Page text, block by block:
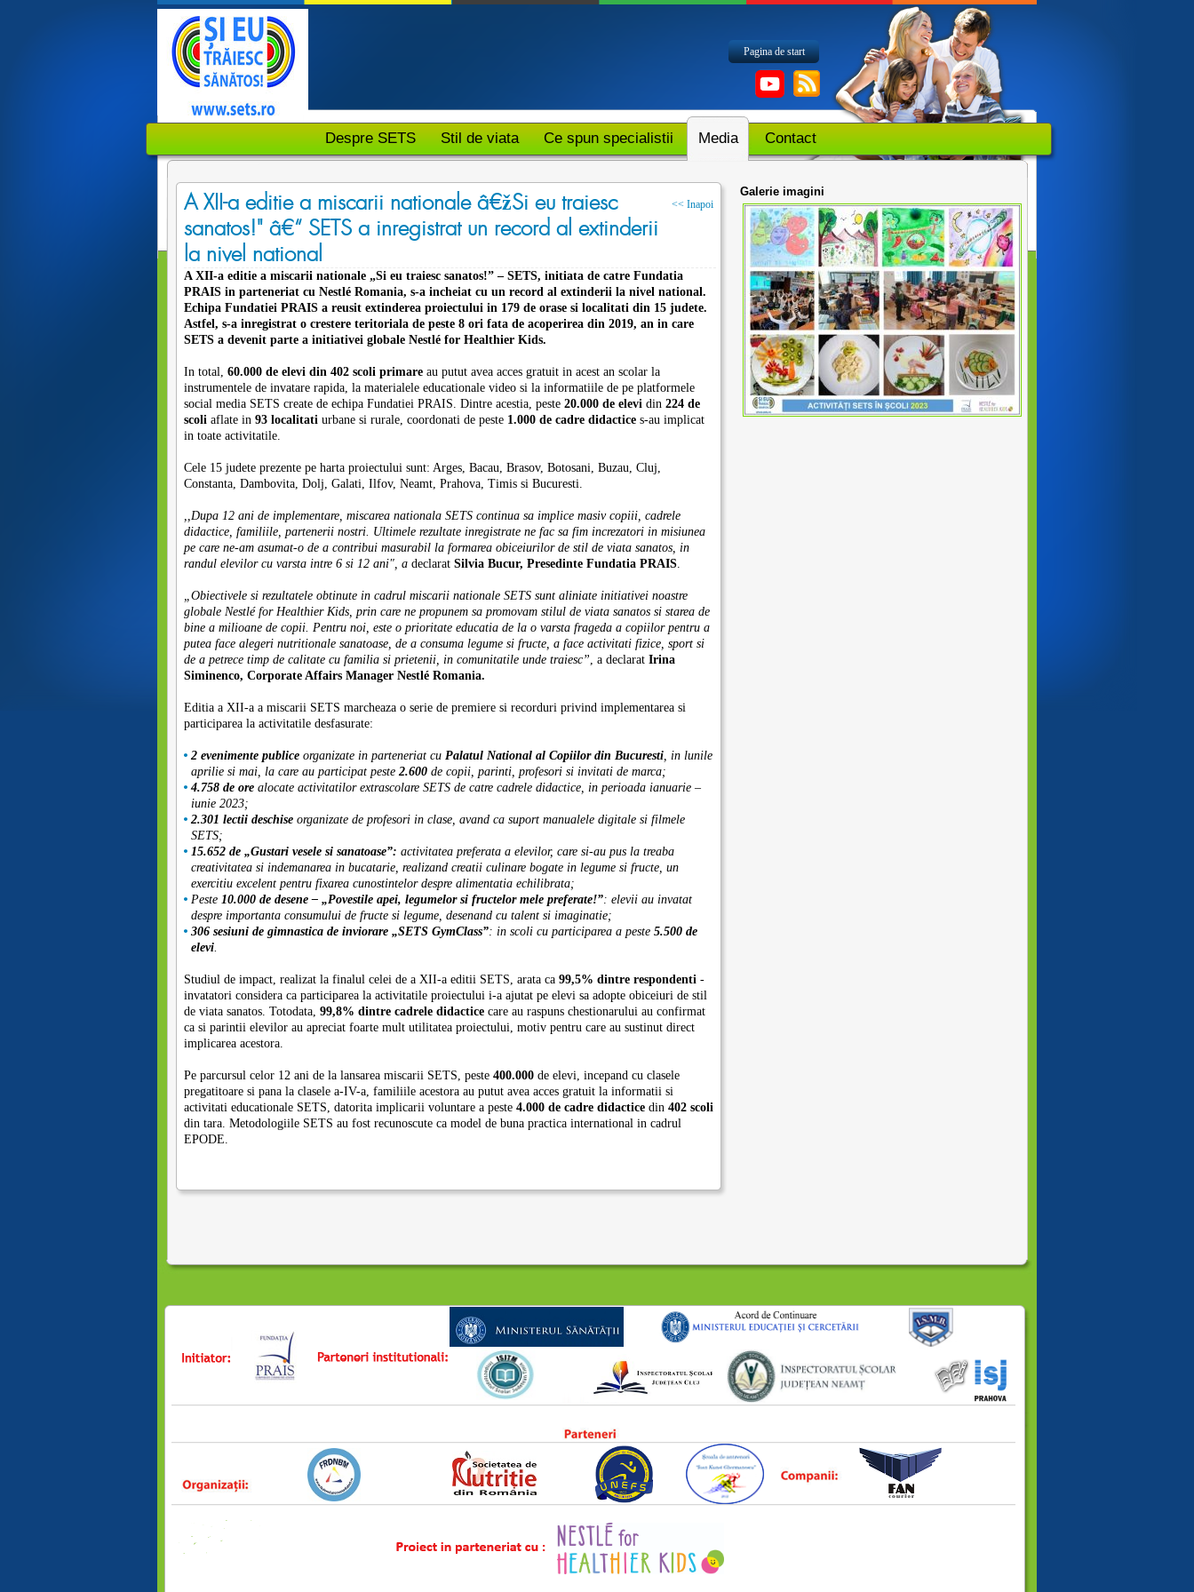
Pagina de start
Despre SETS Stil de viata Ce spun specialistii Media Contact
A XII-a editie a miscarii nationale â€žSi eu traiesc
sanatos!" â€“ SETS a inregistrat un record al extinderii
la nivel national
<< Inapoi
A XII-a editie a miscarii nationale „Si eu traiesc sanatos!” – SETS, initiata de catre Fundatia
PRAIS in parteneriat cu Nestlé Romania, s-a incheiat cu un record al extinderii la nivel national.
Echipa Fundatiei PRAIS a reusit extinderea proiectului in 179 de orase si localitati din 15 judete.
Astfel, s-a inregistrat o crestere teritoriala de peste 8 ori fata de acoperirea din 2019, an in care
SETS a devenit parte a initiativei globale Nestlé for Healthier Kids.
In total, 60.000 de elevi din 402 scoli primare au putut avea acces gratuit in acest an scolar la
instrumentele de invatare rapida, la materialele educationale video si la informatiile de pe platformele
social media SETS create de echipa Fundatiei PRAIS. Dintre acestia, peste 20.000 de elevi din 224 de
scoli aflate in 93 localitati urbane si rurale, coordonati de peste 1.000 de cadre didactice s-au implicat
in toate activitatile.
Cele 15 judete prezente pe harta proiectului sunt: Arges, Bacau, Brasov, Botosani, Buzau, Cluj,
Constanta, Dambovita, Dolj, Galati, Ilfov, Neamt, Prahova, Timis si Bucuresti.
,,Dupa 12 ani de implementare, miscarea nationala SETS continua sa implice masiv copiii, cadrele
didactice, familiile, partenerii nostri. Ultimele rezultate inregistrate ne fac sa fim increzatori in misiunea
pe care ne-am asumat-o de a contribui masurabil la formarea obiceiurilor de stil de viata sanatos, in
randul elevilor cu varsta intre 6 si 12 ani", a declarat Silvia Bucur, Presedinte Fundatia PRAIS.
„Obiectivele si rezultatele obtinute in cadrul miscarii nationale SETS sunt aliniate initiativei noastre
globale Nestlé for Healthier Kids, prin care ne propunem sa promovam stilul de viata sanatos si starea de
bine a milioane de copii. Pentru noi, este o prioritate educatia de la o varsta frageda a copiilor pentru a
putea face alegeri nutritionale sanatoase, de a consuma legume si fructe, a face activitati fizice, sport si
de a petrece timp de calitate cu familia si prietenii, in comunitatile unde traiesc”, a declarat Irina
Siminenco, Corporate Affairs Manager Nestlé Romania.
Editia a XII-a a miscarii SETS marcheaza o serie de premiere si recorduri privind implementarea si
participarea la activitatile desfasurate:
2 evenimente publice organizate in parteneriat cu Palatul National al Copiilor din Bucuresti, in lunile
aprilie si mai, la care au participat peste 2.600 de copii, parinti, profesori si invitati de marca;
4.758 de ore alocate activitatilor extrascolare SETS de catre cadrele didactice, in perioada ianuarie –
iunie 2023;
2.301 lectii deschise organizate de profesori in clase, avand ca suport manualele digitale si filmele
SETS;
15.652 de „Gustari vesele si sanatoase”: activitatea preferata a elevilor, care si-au pus la treaba
creativitatea si indemanarea in bucatarie, realizand creatii culinare bogate in legume si fructe, un
exercitiu excelent pentru fixarea cunostintelor despre alimentatia echilibrata;
Peste 10.000 de desene – „Povestile apei, legumelor si fructelor mele preferate!”: elevii au invatat
despre importanta consumului de fructe si legume, desenand cu talent si imaginatie;
306 sesiuni de gimnastica de inviorare „SETS GymClass”: in scoli cu participarea a peste 5.500 de
elevi.
Studiul de impact, realizat la finalul celei de a XII-a editii SETS, arata ca 99,5% dintre respondenti -
invatatori considera ca participarea la activitatile proiectului i-a ajutat pe elevi sa adopte obiceiuri de stil
de viata sanatos. Totodata, 99,8% dintre cadrele didactice care au raspuns chestionarului au confirmat
ca si parintii elevilor au apreciat foarte mult utilitatea proiectului, motiv pentru care au sustinut direct
implicarea acestora.
Pe parcursul celor 12 ani de la lansarea miscarii SETS, peste 400.000 de elevi, incepand cu clasele
pregatitoare si pana la clasele a-IV-a, familiile acestora au putut avea acces gratuit la informatii si
activitati educationale SETS, datorita implicarii voluntare a peste 4.000 de cadre didactice din 402 scoli
din tara. Metodologiile SETS au fost recunoscute ca model de buna practica international in cadrul
EPODE.
Galerie imagini